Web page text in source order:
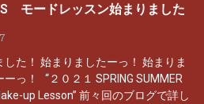
モードレッスン始まりました
した！ 始まりましたーっ！ 始まりま
ーっ！ “２０２１ SPRING SUMMER
up Lesson” 前々回のブログで詳し